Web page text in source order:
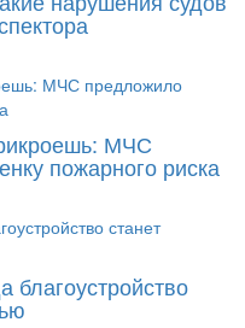
МЧС
пожарного риска